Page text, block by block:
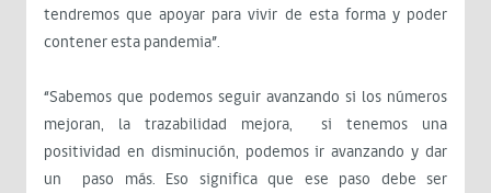
tendremos que apoyar para vivir de esta forma y poder
contener esta pandemia”.
“Sabemos que podemos seguir avanzando si los números
mejoran, la trazabilidad mejora, si tenemos una
positividad en disminución, podemos ir avanzando y dar
un paso más. Eso significa que ese paso debe ser